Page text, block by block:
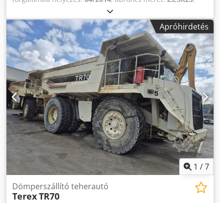
, tengelytáv:
Gyártási év:2014, üzemórák:8 000 h, Felszereltség:
légkondicionálás, Gumiabroncs méret: 23,5R25 Hajtás:
kerekes Önsúly: 19 500 kg Codpfx Aswd Svlshysha
Motormárka: Mercedes-Benz
Apróhirdetés
1 /7
Dömperszállító teherautó
TerexTR70